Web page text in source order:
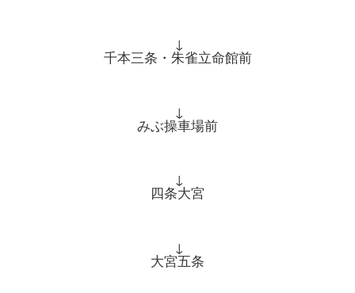
↓
千本三条・朱雀立命館前
↓
みぶ操車場前
↓
四条大宮
↓
大宮五条